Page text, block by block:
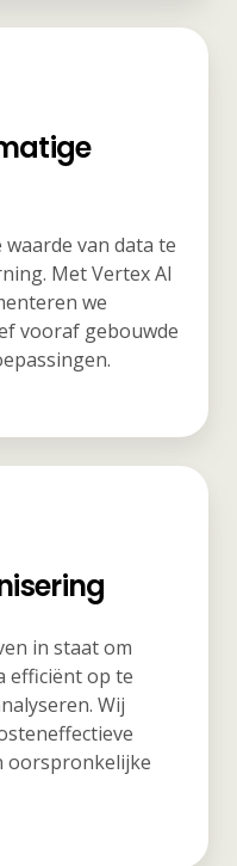
van data te
Met Vertex AI
we
vooraf gebouwde
in staat om
efficiënt op te
Wij
oorspronkelijke